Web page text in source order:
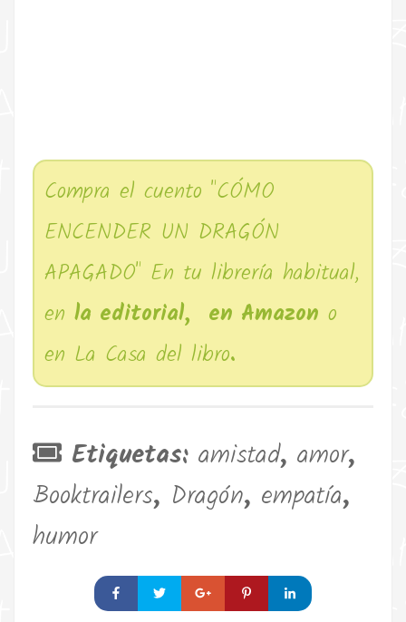
Compra el cuento "CÓMO
ENCENDER UN DRAGÓN
APAGADO" En tu librería habitual,
en la editorial, en Amazon o
en La Casa del libro.
Etiquetas: amistad, amor,
Booktrailers, Dragón, empatía,
humor